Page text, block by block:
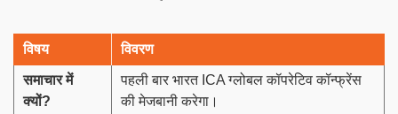
विषय विवरण
समाचार में
क्यों?
पहली बार भारत ICA ग्लोबल कॉपरेटिव कॉन्फ्रेंस
की मेजबानी करेगा।